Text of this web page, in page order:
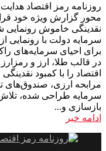
روزنامه رمز اقتصاد هدایت
محور گزارش ویژه خود
نقدینگی خاموش
سرمایه دولت با رونمایی
برای احیای سرمایه‌های
در قالب طلا، ارز و
اقتصاد را با کمبود
مرابحه ارزی، صندوق‌های
سرمایه طراحی شده،
بازسازی و...
ادامه خبر